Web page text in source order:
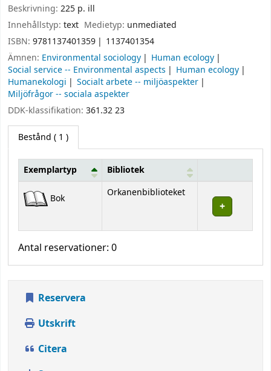
Beskrivning: 225 p. ill
Innehållstyp: text Medietyp: unmediated
ISBN: 9781137401359
1137401354
Ämnen: Environmental sociology
Human ecology
Social service -- Environmental aspects
Human ecology
Humanekologi
Socialt arbete -- miljöaspekter
Miljöfrågor -- sociala aspekter
DDK-klassifikation: 361.32 23
Bestånd ( 1 )
Bestånd
Exemplartyp Bibliotek
Bok Orkanenbiblioteket
Antal reservationer: 0
Reservera
Utskrift
Citera